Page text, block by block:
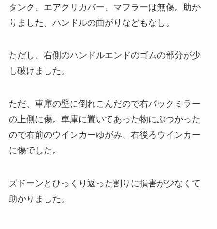
タンク、エアクリカバー、マフラーは無傷。助か
りました。ハンドルの曲がりなどもなし。
ただし、右側のハンドルエンドのゴムの部分が少
し破けました。
ただ、車庫の壁に倒れこんだので右バックミラー
の上側に傷。車庫に置いてあった物にぶつかった
ので右前のウインカーゆがみ、右後ろウインカー
に傷でした。
ズドーンとひっくり返った割りに損害が少なくて
助かりました。